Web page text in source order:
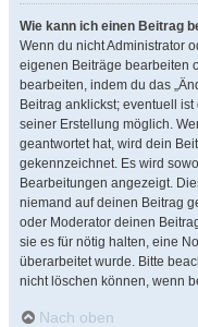
Wie kann ich einen Beitrag
Wenn du nicht Administrator
eigenen Beiträge bearbeiten
bearbeiten, indem du das
Beitrag anklickst; eventuell
seiner Erstellung möglich.
geantwortet hat, wird dein
gekennzeichnet. Es wird
Bearbeitungen angezeigt.
niemand auf deinen Beitrag
oder Moderator deinen
sie es für nötig halten, eine
überarbeitet wurde. Bitte
nicht löschen können, wenn
Nach oben